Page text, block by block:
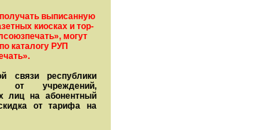
вы­писанную
киосках и тор­
могут
ка­та­ло­гу РУП
связи рес­пуб­лики
от учреждений,
лиц на абонентный
от тарифа на